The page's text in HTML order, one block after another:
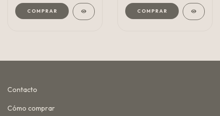
COMPRAR COMPRAR
Contacto
Cómo comprar